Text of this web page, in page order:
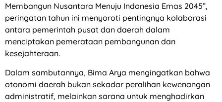
Membangun Nusantara Menuju Indonesia Emas 2045”,
peringatan tahun ini menyoroti pentingnya kolaborasi
antara pemerintah pusat dan daerah dalam
menciptakan pemerataan pembangunan dan
kesejahteraan.
Dalam sambutannya, Bima Arya mengingatkan bahwa
otonomi daerah bukan sekadar peralihan kewenangan
administratif, melainkan sarana untuk menghadirkan